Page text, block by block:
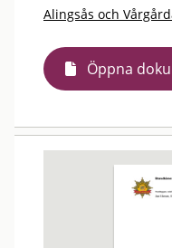
Alingsås och
Öppna